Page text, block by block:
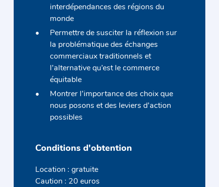
interdépendances des régions du
monde
Permettre de susciter la réflexion sur
la problématique des échanges
commerciaux traditionnels et
l’alternative qu’est le commerce
équitable
Montrer l’importance des choix que
nous posons et des leviers d’action
possibles
Conditions d'obtention
Location : gratuite
Caution : 20 euros